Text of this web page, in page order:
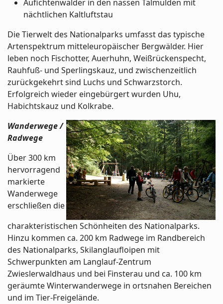
Aufichtenwälder in den nassen Talmulden mit
nächtlichen Kaltluftstau
Die Tierwelt des Nationalparks umfasst das typische
Artenspektrum mitteleuropäischer Bergwälder. Hier
leben noch Fischotter, Auerhuhn, Weißrückenspecht,
Rauhfuß- und Sperlingskauz, und zwischenzeitlich
zurückgekehrt sind Luchs und Schwarzstorch.
Erfolgreich wieder eingebürgert wurden Uhu,
Habichtskauz und Kolkrabe.
Wanderwege /
Radwege
Über 300 km
hervorragend
markierte
Wanderwege
erschließen die
charakteristischen Schönheiten des Nationalparks.
Hinzu kommen ca. 200 km Radwege im Randbereich
des Nationalparks, Skilanglaufloipen mit
Schwerpunkten am Langlauf-Zentrum
Zwieslerwaldhaus und bei Finsterau und ca. 100 km
geräumte Winterwanderwege in ortsnahen Bereichen
und im Tier-Freigelände.